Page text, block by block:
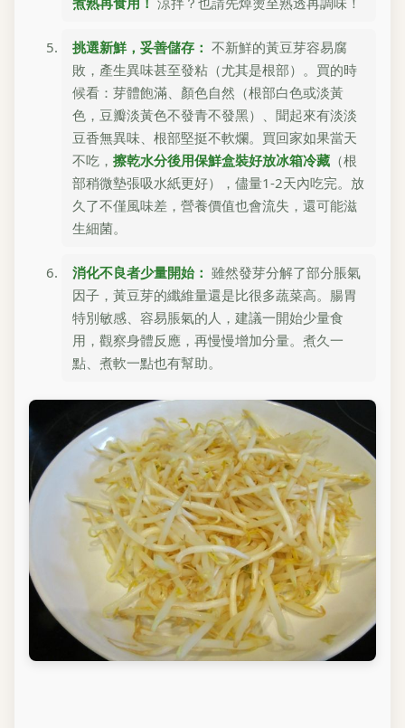
挑選新鮮，妥善儲存： 不新鮮的黃豆芽容易腐
敗，產生異味甚至發粘（尤其是根部）。買的時
候看：芽體飽滿、顏色自然（根部白色或淡黃
色，豆瓣淡黃色不發青不發黑）、聞起來有淡淡
豆香無異味、根部堅挺不軟爛。買回家如果當天
不吃， 擦乾水分後用保鮮盒裝好放冰箱冷藏 （根
部稍微墊張吸水紙更好），儘量1-2天內吃完。放
久了不僅風味差，營養價值也會流失，還可能滋
生細菌。
消化不良者少量開始： 雖然發芽分解了部分脹氣
因子，黃豆芽的纖維量還是比很多蔬菜高。腸胃
特別敏感、容易脹氣的人，建議一開始少量食
用，觀察身體反應，再慢慢增加分量。煮久一
點、煮軟一點也有幫助。